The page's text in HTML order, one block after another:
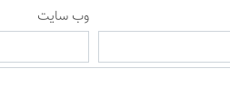
وب سایت